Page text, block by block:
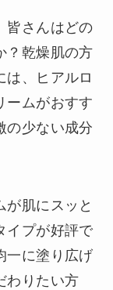
皆さんはどの
？乾燥肌の方
は、ヒアルロ
ームがおすす
の少ない成分
が肌にスッと
イプが好評で
一に塗り広げ
わりたい方